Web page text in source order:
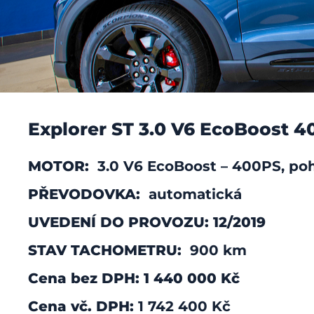
Explorer ST
7místné SUV, které vás podrží v každé
Explorer ST 3.0 V6 EcoBoost
MOTOR: 3.0 V6 EcoBoost – 400PS,
PŘEVODOVKA: automatická
UVEDENÍ DO PROVOZU: 12/2019
STAV TACHOMETRU: 900 km
Cena bez DPH: 1 440 000 Kč
Cena vč. DPH: 1 742 400 Kč